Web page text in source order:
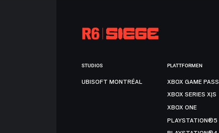
STUDIOS
UBISOFT MONTRÉAL
PLATTFORMEN
XBOX GAME PASS
XBOX SERIES X|S
XBOX ONE
PLAYSTATION®5